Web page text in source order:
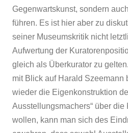
Gegenwartskunst, sondern
führen. Es ist hier aber zu
seiner Museumskritik nicht
Aufwertung der
gleich als Überkurator zu
mit Blick auf Harald Szeemann
wieder die Eigenkonstruktion
Ausstellungsmachers“ über die
wollen, kann man sich des